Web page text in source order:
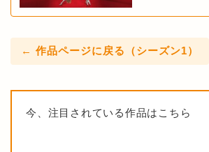
← 作品ページに戻る（シーズン1）
今、注目されている作品はこちら